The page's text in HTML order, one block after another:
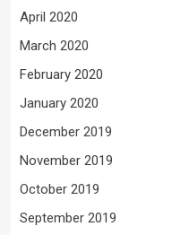
April 2020
March 2020
February 2020
January 2020
December 2019
November 2019
October 2019
September 2019